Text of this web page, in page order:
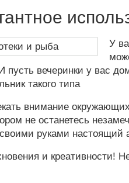
У
пусть вечеринки у вас
такого типа
внимание
не останетесь
руками настоящий
и